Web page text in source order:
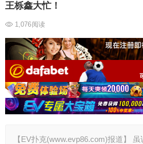
王栎鑫大忙！
1,076阅读
【EV扑克(www.evp86.com)报道】